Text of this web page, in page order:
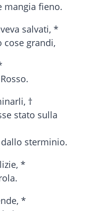
mangia fieno.
salvati, *
cose grandi,
†
stato sulla
sterminio.
*
*